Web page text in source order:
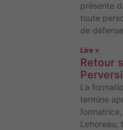
présente
toute
de
Lire »
Retour
La
termine
Lehoreau,